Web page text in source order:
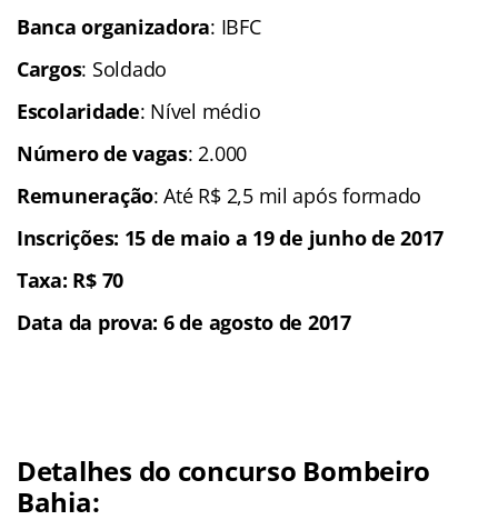
Banca organizadora: IBFC
Cargos: Soldado
Escolaridade: Nível médio
Número de vagas: 2.000
Remuneração: Até R$ 2,5 mil após formado
Inscrições: 15 de maio a 19 de junho de 2017
Taxa: R$ 70
Data da prova: 6 de agosto de 2017
Detalhes do concurso Bombeiro
Bahia: